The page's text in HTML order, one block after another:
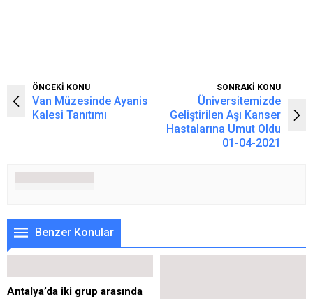
ÖNCEKİ KONU
Van Müzesinde Ayanis
Kalesi Tanıtımı
SONRAKİ KONU
Üniversitemizde
Geliştirilen Aşı Kanser
Hastalarına Umut Oldu
01-04-2021
Benzer Konular
Antalya’da iki grup arasında